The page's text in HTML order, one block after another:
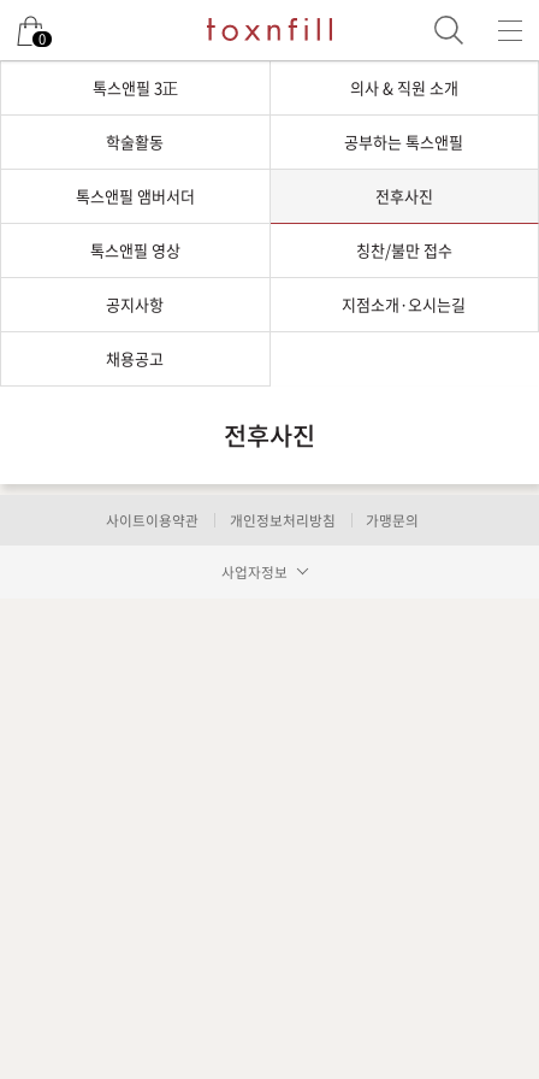
0
톡스앤필 3正 의사 & 직원 소개
학술활동 공부하는 톡스앤필
톡스앤필 앰버서더 전후사진
톡스앤필 영상 칭찬/불만 접수
공지사항 지점소개·오시는길
채용공고
전후사진
사이트이용약관 개인정보처리방침 가맹문의
사업자정보